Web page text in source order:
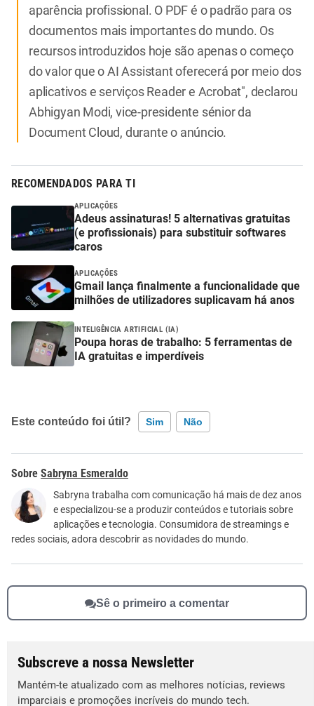
aparência profissional. O PDF é o padrão para os
documentos mais importantes do mundo. Os
recursos introduzidos hoje são apenas o começo
do valor que o AI Assistant oferecerá por meio dos
aplicativos e serviços Reader e Acrobat", declarou
Abhigyan Modi, vice-presidente sénior da
Document Cloud, durante o anúncio.
RECOMENDADOS PARA TI
APLICAÇÕES
Adeus assinaturas! 5 alternativas gratuitas
(e profissionais) para substituir softwares
caros
APLICAÇÕES
Gmail lança finalmente a funcionalidade que
milhões de utilizadores suplicavam há anos
INTELIGÊNCIA ARTIFICIAL (IA)
Poupa horas de trabalho: 5 ferramentas de
IA gratuitas e imperdíveis
Este conteúdo foi útil? Sim Não
Este conteúdo contém informação incorreta
Este conteúdo não tem a informação que procuro
Outro
Sabryna Esmeraldo
Sabryna trabalha com comunicação há mais de dez anos
e especializou-se a produzir conteúdos e tutoriais sobre
aplicações e tecnologia. Consumidora de streamings e
redes sociais, adora descobrir as novidades do mundo.
Sê o primeiro a comentar
Subscreve a nossa Newsletter
Mantém-te atualizado com as melhores notícias, reviews
imparciais e promoções incríveis do mundo tech.